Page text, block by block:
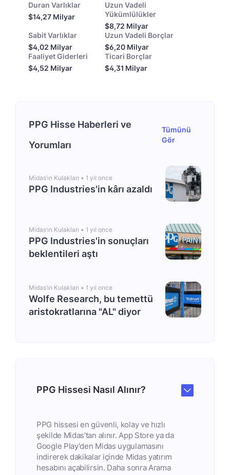
Duran Varlıklar
$14,27 Milyar
Uzun Vadeli
Yükümlülükler
$8,72 Milyar
Sabit Varlıklar
$4,02 Milyar
Uzun Vadeli Borçlar
$6,20 Milyar
Faaliyet Giderleri
$4,52 Milyar
Ticari Borçlar
$4,31 Milyar
PPG Hisse Haberleri ve
Yorumları
Tümünü
Gör
Midas’ın Kulakları • 1 yıl once
PPG Industries'in kârı azaldı
Midas’ın Kulakları • 1 yıl once
PPG Industries'in sonuçları
beklentileri aştı
Midas’ın Kulakları • 1 yıl once
Wolfe Research, bu temettü
aristokratlarına "AL" diyor
PPG Hissesi Nasıl Alınır?
PPG hissesi en güvenli, kolay ve hızlı
şekilde Midas’tan alınır. App Store ya da
Google Play'den Midas uygulamasını
indirerek dakikalar içinde Midas yatırım
hesabını açabilirsin. Daha sonra Arama